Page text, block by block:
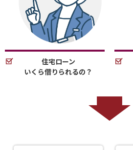
住宅ローン
いくら借りられるの？